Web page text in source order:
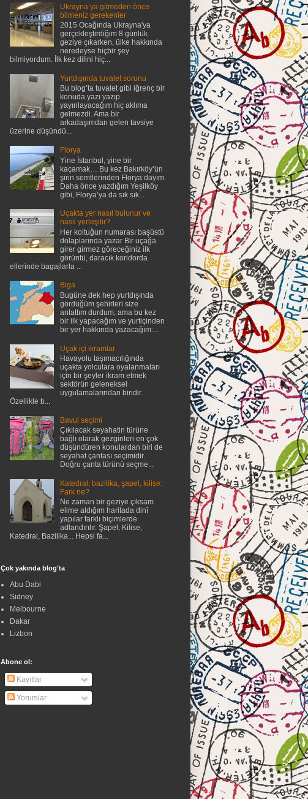
Ukrayna’ya gitmeden önce
bilmeniz gerekenler
2015 Ocağında Ukrayna'ya
gerçekleştirdiğim 8 günlük
geziye çıkarken, ülke hakkında
neredeyse hiçbir şey
bilmiyordum. İlk kez dilini hiç...
Yurtdışında tuvalet sorunu
Bu blog’ta tuvalet gibi iğrenç bir
konuda yazı yazıp
yayınlayacağım hiç aklıma
gelmezdi. Ama bir
arkadaşımdan gelen tavsiye
üzerine düşündü...
Florya
Yine İstanbul, yine bir
kaçamak… Bu kez Bakırköy’ün
şirin semtlerinden Florya’dayım.
Daha önce yazdığım Yeşilköy
gibi, Florya’ya da sık sık...
Uçakta yer nasıl bulunur ve
nasıl yerleşilir?
Her koltuğun numarası başüstü
dolaplarında yazar Bir uçağa
girer girmez göreceğiniz ilk
görüntü, daracık koridorda
ellerinde bagajlarla ...
Biga
Bugüne dek hep yurtdışında
gördüğüm şehirleri size
anlattım durdum; ama bu kez
bir ilk yapacağım ve yurtiçinden
bir yer hakkında yazacağım:...
Uçak içi ikramlar
Havayolu taşımacılığında
uçakta yolculara oyalanmaları
için bir şeyler ikram etmek
sektörün geleneksel
uygulamalarından biridir.
Özellikle b...
Bavul seçimi
Çıkılacak seyahatin türüne
bağlı olarak gezginleri en çok
düşündüren konulardan biri de
seyahat çantası seçimidir.
Doğru çanta türünü seçme...
Katedral, bazilika, şapel, kilise:
Fark ne?
Ne zaman bir geziye çıksam
elime aldığım haritada dinî
yapılar farklı biçimlerde
adlandırılır. Şapel, Kilise,
Katedral, Bazilika... Hepsi fa...
Çok yakında blog'ta
Abu Dabi
Sidney
Melbourne
Dakar
Lizbon
Abone ol:
Kayıtlar
Yorumlar